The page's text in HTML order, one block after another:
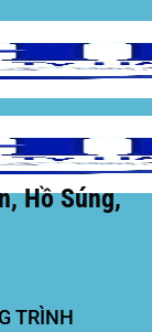
Hồ Súng,
TRÌNH